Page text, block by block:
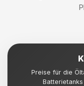
Preise für die